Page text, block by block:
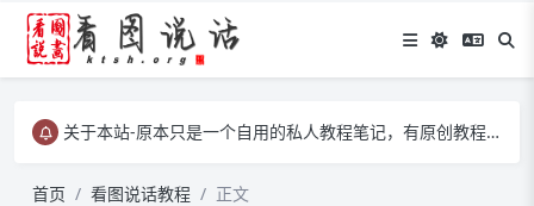
关于本站-原本只是一个自用的私人教程笔记，有原创教程、有转载教程等……
首页
看图说话教程 正文